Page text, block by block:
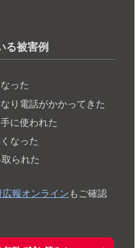
る被害例
った
り電話がかかってきた
に使われた
なった
られた
広報オンライン もご確認